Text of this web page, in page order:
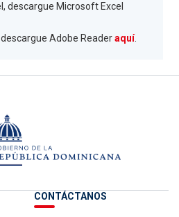
descargue Microsoft Excel
descargue Adobe Readeraquí.
CONTÁCTANOS